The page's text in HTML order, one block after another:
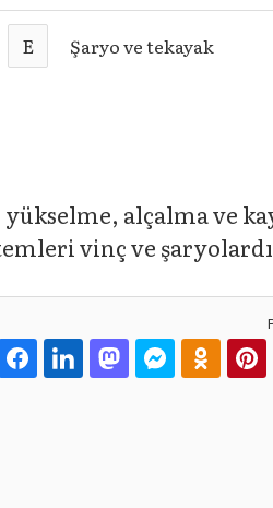
E Şaryo ve tekayak
alçalma ve
vinç ve